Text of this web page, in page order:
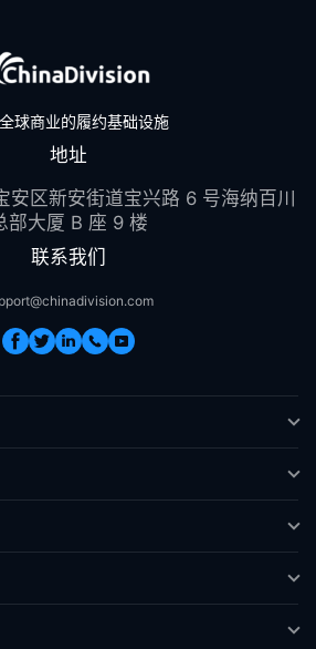
球商业的履约基础设施
地址
安区新安街道宝兴路 6 号海纳百川
部大厦 B 座 9 楼
联系我们